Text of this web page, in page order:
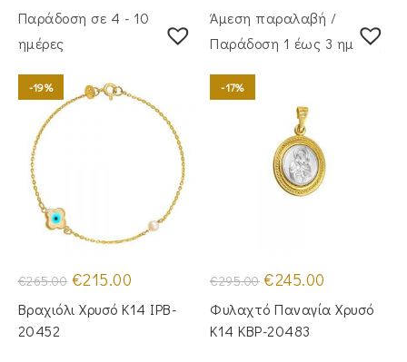
Παράδοση σε 4 - 10
ημέρες
-19%
€265.00 Original
price
was:
€265.00.
€215.00
τιμή
είναι:
Βραχιόλι Χρυσό Κ14 IPB-
20452
Άμεση παραλαβή /
Παράδoση 1 έως 3 ημέρες
-17%
€295.00 Original
price
was:
€295.00.
€245.00
τιμή
είναι:
Φυλαχτό Παναγία Χρυσό
Κ14 KBP-20483